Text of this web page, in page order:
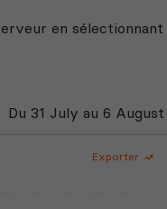
en sélectionnant
Exporter